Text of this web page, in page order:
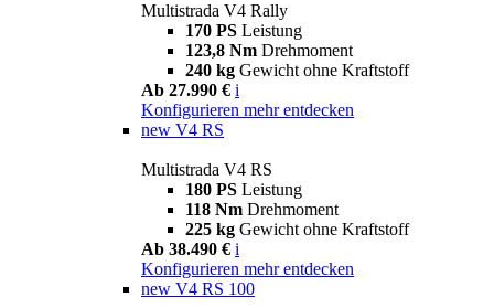
Multistrada V4 Rally
170 PS Leistung
123,8 Nm Drehmoment
240 kg Gewicht ohne Kraftstoff
Ab 27.990 € i
Konfigurieren mehr entdecken
new V4 RS
Multistrada V4 RS
180 PS Leistung
118 Nm Drehmoment
225 kg Gewicht ohne Kraftstoff
Ab 38.490 € i
Konfigurieren mehr entdecken
new V4 RS 100